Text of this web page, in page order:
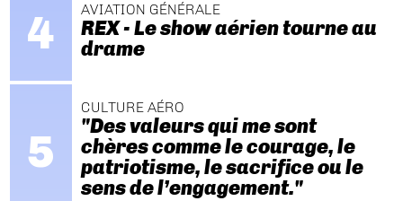
AVIATION GÉNÉRALE
REX - Le show aérien tourne au
drame
CULTURE AÉRO
"Des valeurs qui me sont
chères comme le courage, le
patriotisme, le sacrifice ou le
sens de l’engagement."